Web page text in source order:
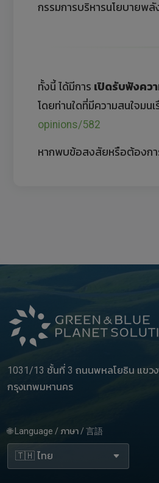
กรรมการบริหารนโยบายพ
ทั้งนี้ ได้มีการ เปิดรับฟังคว
โดยท่านใดที่มีความสนใจมน
opinions/582
หากพบข้อสงสัยหรือต้องกา
1031/13 ชั้นที่ 3 ถนนพหลโยธิน แขว
กรุงเทพมหานคร
🌐 Language / ภาษา / 言語